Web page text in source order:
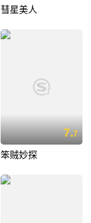
彗星美人
7.7
笨贼妙探